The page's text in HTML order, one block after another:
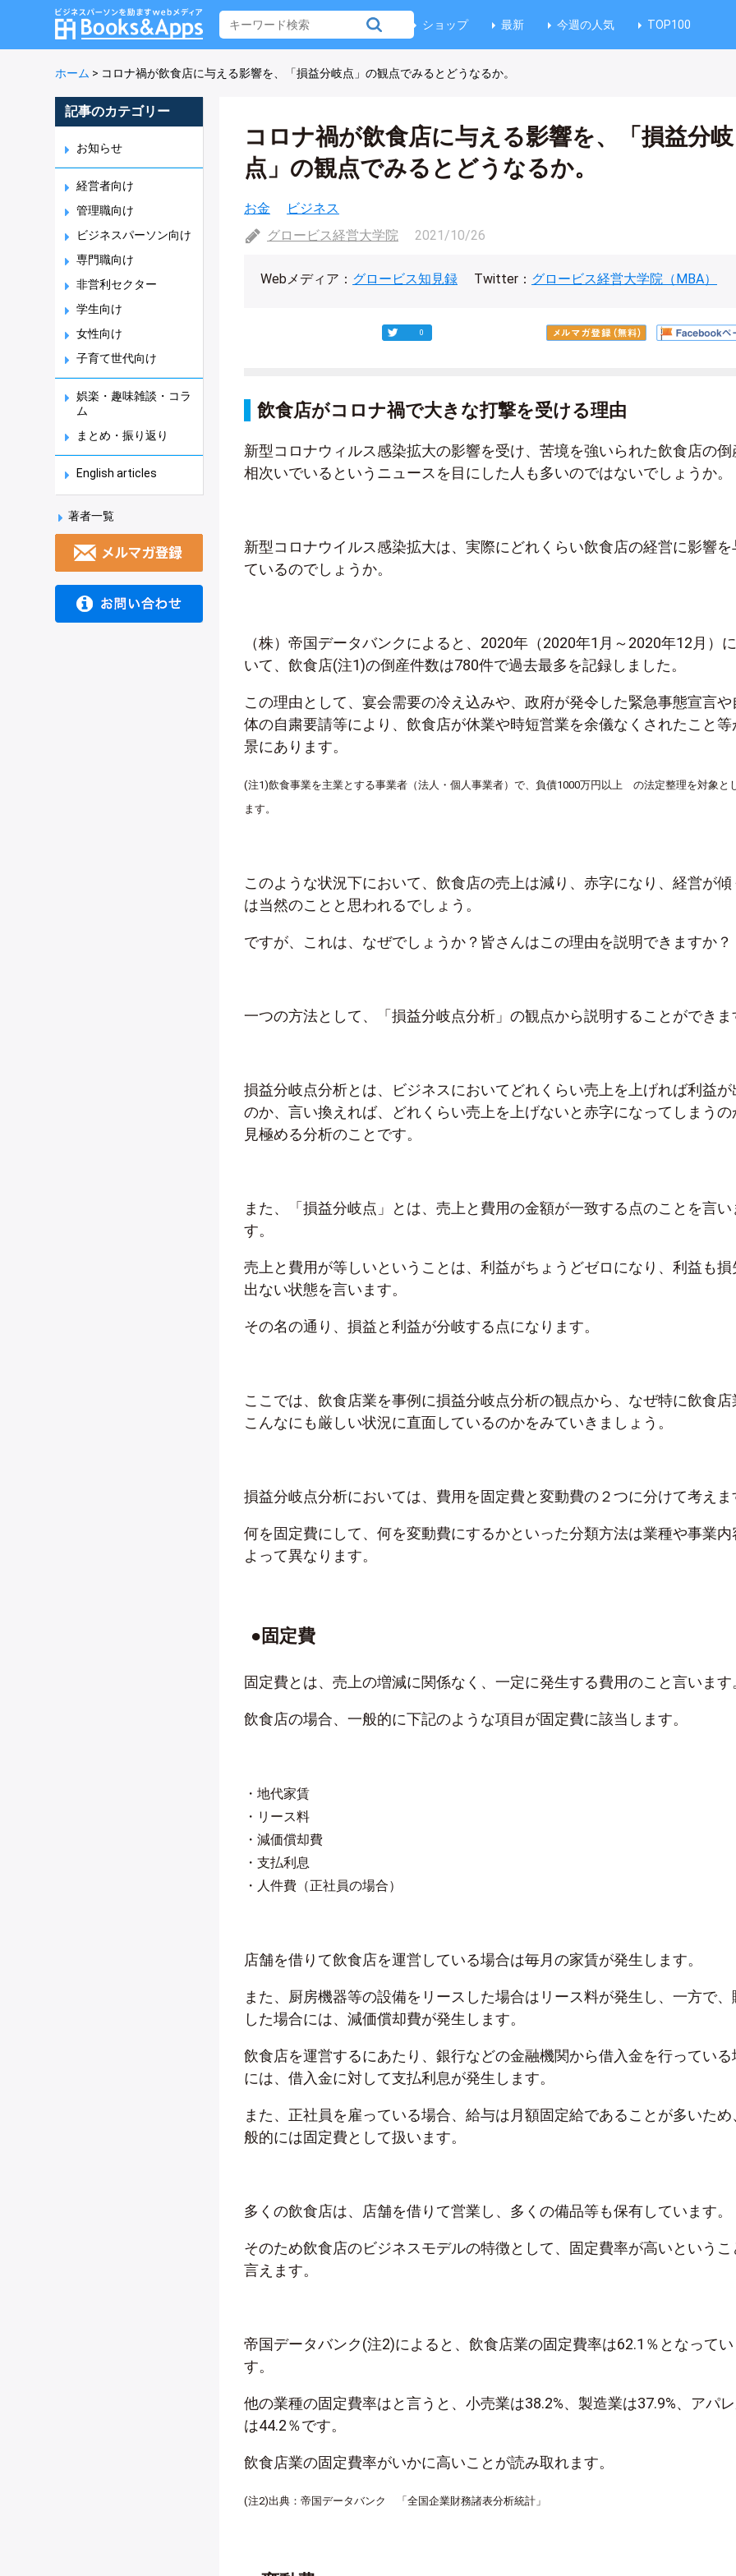
ショップ 最新 今週の人気 TOP100
ホーム > コロナ禍が飲食店に与える影響を、「損益分岐点」の観点でみるとどうなるか。
記事のカテゴリー
お知らせ
経営者向け
管理職向け
ビジネスパーソン向け
専門職向け
非営利セクター
学生向け
女性向け
子育て世代向け
娯楽・趣味雑談・コラ
ム
まとめ・振り返り
English articles
著者一覧
コロナ禍が飲食店に与える影響を、「損益分岐
点」の観点でみるとどうなるか。
お金
ビジネス
グロービス経営大学院
2021/10/26
Webメディア： グロービス知見録 Twitter： グロービス経営大学院（MBA）
0
飲食店がコロナ禍で大きな打撃を受ける理由
新型コロナウィルス感染拡大の影響を受け、苦境を強いられた飲食店の倒
相次いでいるというニュースを目にした人も多いのではないでしょうか。
新型コロナウイルス感染拡大は、実際にどれくらい飲食店の経営に影響を
ているのでしょうか。
（株）帝国データバンクによると、2020年（2020年1月～2020年12月）
いて、飲食店(注1)の倒産件数は780件で過去最多を記録しました。
この理由として、宴会需要の冷え込みや、政府が発令した緊急事態宣言や
体の自粛要請等により、飲食店が休業や時短営業を余儀なくされたこと等
景にあります。
(注1)飲食事業を主業とする事業者（法人・個人事業者）で、負債1000万円以上 の法定整理を対象と
ます。
このような状況下において、飲食店の売上は減り、赤字になり、経営が傾
は当然のことと思われるでしょう。
ですが、これは、なぜでしょうか？皆さんはこの理由を説明できますか？
一つの方法として、「損益分岐点分析」の観点から説明することができま
損益分岐点分析とは、ビジネスにおいてどれくらい売上を上げれば利益が
のか、言い換えれば、どれくらい売上を上げないと赤字になってしまうの
見極める分析のことです。
また、「損益分岐点」とは、売上と費用の金額が一致する点のことを言い
す。
売上と費用が等しいということは、利益がちょうどゼロになり、利益も損
出ない状態を言います。
その名の通り、損益と利益が分岐する点になります。
ここでは、飲食店業を事例に損益分岐点分析の観点から、なぜ特に飲食店
こんなにも厳しい状況に直面しているのかをみていきましょう。
損益分岐点分析においては、費用を固定費と変動費の２つに分けて考えま
何を固定費にして、何を変動費にするかといった分類方法は業種や事業内
よって異なります。
●固定費
固定費とは、売上の増減に関係なく、一定に発生する費用のこと言います
飲食店の場合、一般的に下記のような項目が固定費に該当します。
・地代家賃
・リース料
・減価償却費
・支払利息
・人件費（正社員の場合）
店舗を借りて飲食店を運営している場合は毎月の家賃が発生します。
また、厨房機器等の設備をリースした場合はリース料が発生し、一方で、
した場合には、減価償却費が発生します。
飲食店を運営するにあたり、銀行などの金融機関から借入金を行っている
には、借入金に対して支払利息が発生します。
また、正社員を雇っている場合、給与は月額固定給であることが多いため
般的には固定費として扱います。
多くの飲食店は、店舗を借りて営業し、多くの備品等も保有しています。
そのため飲食店のビジネスモデルの特徴として、固定費率が高いというこ
言えます。
帝国データバンク(注2)によると、飲食店業の固定費率は62.1％となってい
す。
他の業種の固定費率はと言うと、小売業は38.2%、製造業は37.9%、アパ
は44.2％です。
飲食店業の固定費率がいかに高いことが読み取れます。
(注2)出典：帝国データバンク 「全国企業財務諸表分析統計」